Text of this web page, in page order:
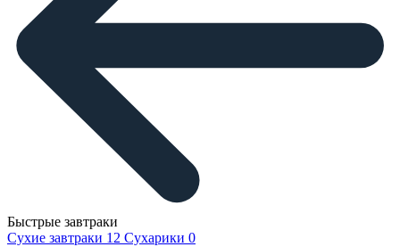
Быстрые завтраки
Сухие завтраки 12 Сухарики 0